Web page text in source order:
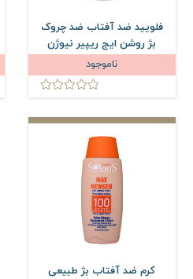
فلویید ضد آفتاب ضد چروک
بژ روشن ایج ریپیر نیوژن
75 میلی لیتر
ناموجود
کرم ضد آفتاب بژ طبیعی